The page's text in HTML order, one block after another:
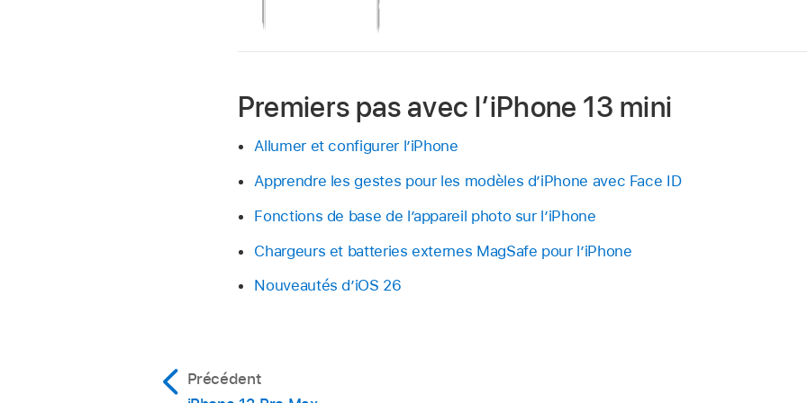
Premiers pas avec l’iPhone 13 mini
Allumer et configurer l’iPhone
Apprendre les gestes pour les modèles d’iPhone avec Face ID
Fonctions de base de l’appareil photo sur l’iPhone
Chargeurs et batteries externes MagSafe pour l’iPhone
Nouveautés d’iOS 26
Précédent